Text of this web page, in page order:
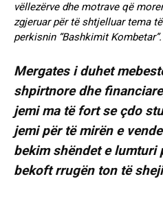
vëllezërve dhe motrave që
zgjeruar për të shtjelluar tema
perkisnin “Bashkimit Kombetar”.
Mergates i duhet
shpirtnore dhe
jemi ma të fort se çdo
jemi për të mirën e
bekim shëndet e lumturi
bekoft rrugën ton të